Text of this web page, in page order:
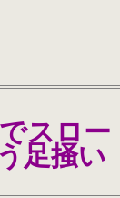
スロー
足掻い